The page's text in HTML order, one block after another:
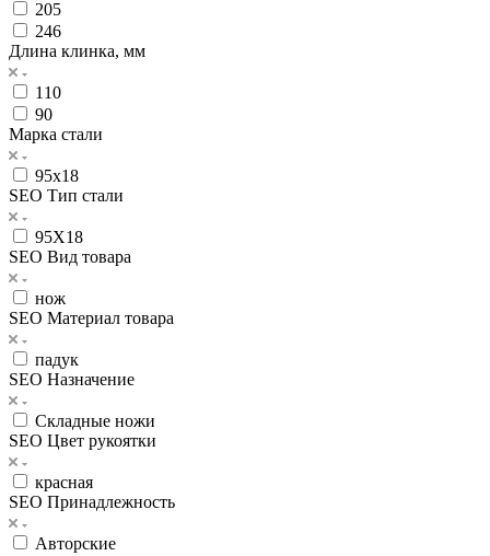
205
246
Длина клинка, мм
110
90
Марка стали
95х18
SEO Тип стали
95Х18
SEO Вид товара
нож
SEO Материал товара
падук
SEO Назначение
Складные ножи
SEO Цвет рукоятки
красная
SEO Принадлежность
Авторские